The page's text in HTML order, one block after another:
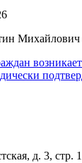
Михайлович
д. 3, стр.